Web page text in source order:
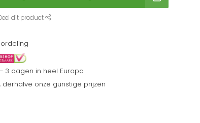
dit product
3 dagen in heel Europa
onze gunstige prijzen